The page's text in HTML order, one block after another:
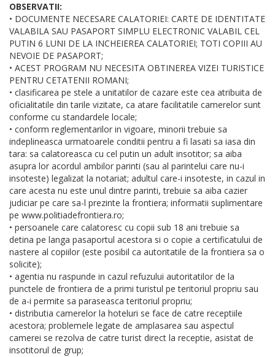
OBSERVATII:
• DOCUMENTE NECESARE CALATORIEI: CARTE DE IDENTITATE
VALABILA SAU PASAPORT SIMPLU ELECTRONIC VALABIL CEL
PUTIN 6 LUNI DE LA INCHEIEREA CALATORIEI; TOTI COPIII AU
NEVOIE DE PASAPORT;
• ACEST PROGRAM NU NECESITA OBTINEREA VIZEI TURISTICE
PENTRU CETATENII ROMANI;
• clasificarea pe stele a unitatilor de cazare este cea atribuita de
oficialitatile din tarile vizitate, ca atare facilitatile camerelor sunt
conforme cu standardele locale;
• conform reglementarilor in vigoare, minorii trebuie sa
indeplineasca urmatoarele conditii pentru a fi lasati sa iasa din
tara: sa calatoreasca cu cel putin un adult insotitor; sa aiba
asupra lor acordul ambilor parinti (sau al parintelui care nu-i
insoteste) legalizat la notariat; adultul care-i insoteste, in cazul in
care acesta nu este unul dintre parinti, trebuie sa aiba cazier
judiciar pe care sa-l prezinte la frontiera; informatii suplimentare
pe www.politiadefrontiera.ro;
• persoanele care calatoresc cu copii sub 18 ani trebuie sa
detina pe langa pasaportul acestora si o copie a certificatului de
nastere al copiilor (este posibil ca autoritatile de la frontiera sa o
solicite);
• agentia nu raspunde in cazul refuzului autoritatilor de la
punctele de frontiera de a primi turistul pe teritoriul propriu sau
de a-i permite sa paraseasca teritoriul propriu;
• distributia camerelor la hoteluri se face de catre receptiile
acestora; problemele legate de amplasarea sau aspectul
camerei se rezolva de catre turist direct la receptie, asistat de
insotitorul de grup;